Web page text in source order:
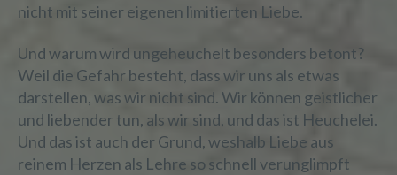
nicht mit seiner eigenen limitierten Liebe.
Und warum wird ungeheuchelt besonders betont?
Weil die Gefahr besteht, dass wir uns als etwas
darstellen, was wir nicht sind. Wir können geistlicher
und liebender tun, als wir sind, und das ist Heuchelei.
Und das ist auch der Grund, weshalb Liebe aus
reinem Herzen als Lehre so schnell verunglimpft